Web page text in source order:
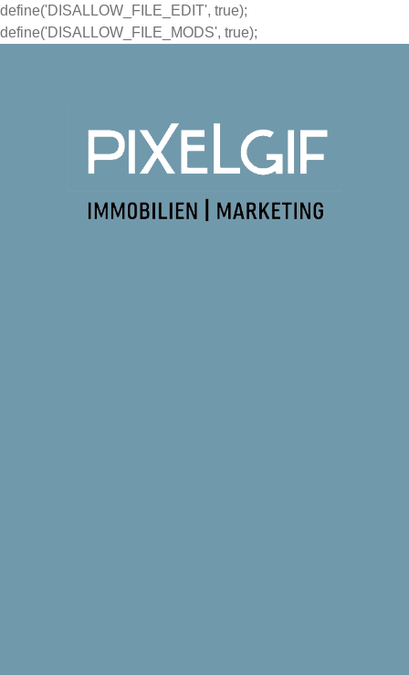
define('DISALLOW_FILE_EDIT', true);
define('DISALLOW_FILE_MODS', true);